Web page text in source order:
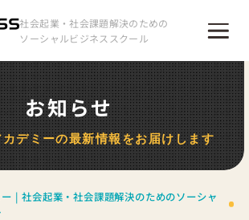
社会起業・社会課題解決のための
ソーシャルビジネススクール
お知らせ
デミーの最新情報をお届けします
| 社会起業・社会課題解決のためのソーシャ